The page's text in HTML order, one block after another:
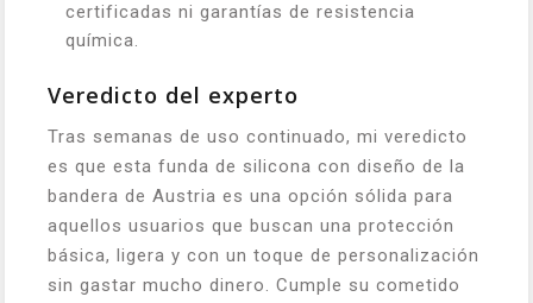
certificadas ni garantías de resistencia
química.
Veredicto del experto
Tras semanas de uso continuado, mi veredicto
es que esta funda de silicona con diseño de la
bandera de Austria es una opción sólida para
aquellos usuarios que buscan una protección
básica, ligera y con un toque de personalización
sin gastar mucho dinero. Cumple su cometido